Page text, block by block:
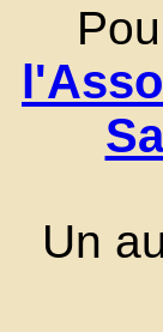
Un